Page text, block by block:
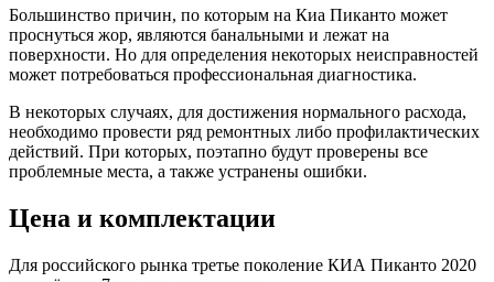
Большинство причин, по которым на Киа Пиканто может
проснуться жор, являются банальными и лежат на
поверхности. Но для определения некоторых неисправностей
может потребоваться профессиональная диагностика.
В некоторых случаях, для достижения нормального расхода,
необходимо провести ряд ремонтных либо профилактических
действий. При которых, поэтапно будут проверены все
проблемные места, а также устранены ошибки.
Цена и комплектации
Для российского рынка третье поколение КИА Пиканто 2020